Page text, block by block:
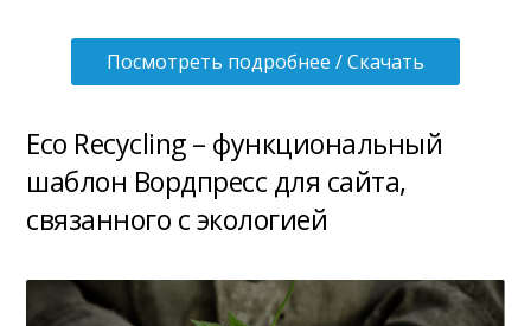
Посмотреть подробнее / Скачать
Eco Recycling – функциональный
шаблон Вордпресс для сайта,
связанного с экологией